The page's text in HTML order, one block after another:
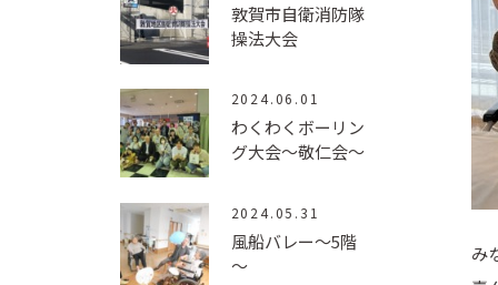
み
敦賀市自衛消防隊
操法大会
2024.06.01
わくわくボーリン
グ大会～敬仁会～
2024.05.31
風船バレー～5階
～